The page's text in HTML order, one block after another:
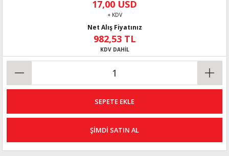
17,00 USD
+ KDV
Net Alış Fiyatınız
982,53 TL
KDV DAHİL
SEPETE EKLE
ŞİMDİ SATIN AL